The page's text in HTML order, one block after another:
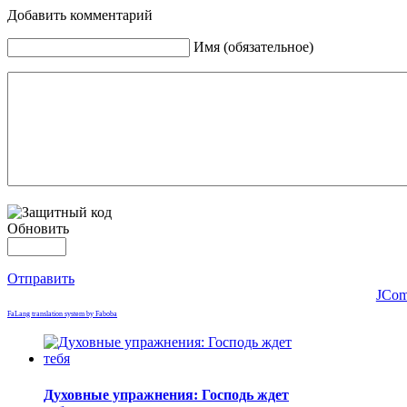
Добавить комментарий
Имя (обязательное)
Обновить
Отправить
FaLang translation system by Faboba
Духовные упражнения: Господь ждет